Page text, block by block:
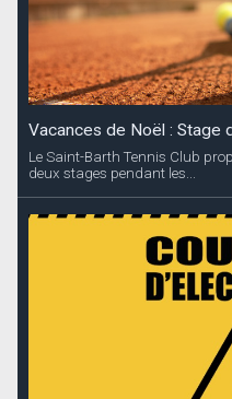
Vacances de Noël : Stage
Le Saint-Barth Tennis Club
deux stages pendant les...